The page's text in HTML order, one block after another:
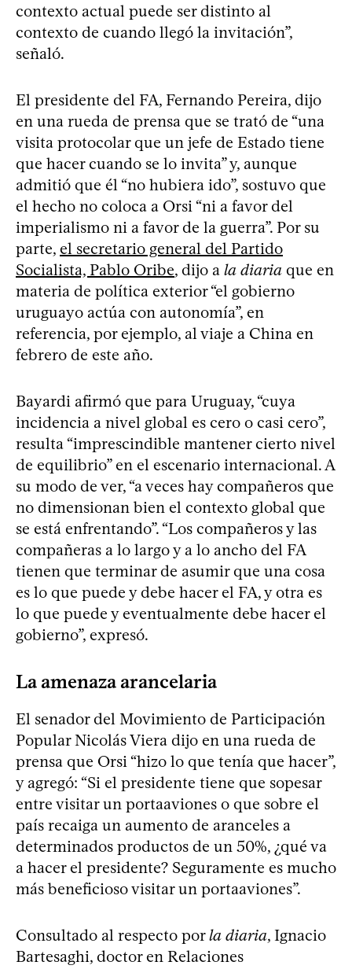
contexto actual puede ser distinto al
contexto de cuando llegó la invitación”,
señaló.
El presidente del FA, Fernando Pereira, dijo
en una rueda de prensa que se trató de “una
visita protocolar que un jefe de Estado tiene
que hacer cuando se lo invita” y, aunque
admitió que él “no hubiera ido”, sostuvo que
el hecho no coloca a Orsi “ni a favor del
imperialismo ni a favor de la guerra”. Por su
parte, el secretario general del Partido
Socialista, Pablo Oribe, dijo a la diaria que en
materia de política exterior “el gobierno
uruguayo actúa con autonomía”, en
referencia, por ejemplo, al viaje a China en
febrero de este año.
Bayardi afirmó que para Uruguay, “cuya
incidencia a nivel global es cero o casi cero”,
resulta “imprescindible mantener cierto nivel
de equilibrio” en el escenario internacional. A
su modo de ver, “a veces hay compañeros que
no dimensionan bien el contexto global que
se está enfrentando”. “Los compañeros y las
compañeras a lo largo y a lo ancho del FA
tienen que terminar de asumir que una cosa
es lo que puede y debe hacer el FA, y otra es
lo que puede y eventualmente debe hacer el
gobierno”, expresó.
La amenaza arancelaria
El senador del Movimiento de Participación
Popular Nicolás Viera dijo en una rueda de
prensa que Orsi “hizo lo que tenía que hacer”,
y agregó: “Si el presidente tiene que sopesar
entre visitar un portaaviones o que sobre el
país recaiga un aumento de aranceles a
determinados productos de un 50%, ¿qué va
a hacer el presidente? Seguramente es mucho
más beneficioso visitar un portaaviones”.
Consultado al respecto porla diaria, Ignacio
Bartesaghi, doctor en Relaciones